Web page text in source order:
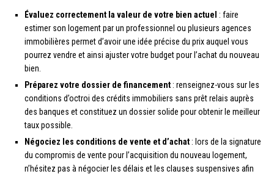
Évaluez correctement la valeur de votre bien actuel : faire
estimer son logement par un professionnel ou plusieurs agences
immobilières permet d’avoir une idée précise du prix auquel vous
pourrez vendre et ainsi ajuster votre budget pour l’achat du nouveau
bien.
Préparez votre dossier de financement : renseignez-vous sur les
conditions d’octroi des crédits immobiliers sans prêt relais auprès
des banques et constituez un dossier solide pour obtenir le meilleur
taux possible.
Négociez les conditions de vente et d’achat : lors de la signature
du compromis de vente pour l’acquisition du nouveau logement,
n’hésitez pas à négocier les délais et les clauses suspensives afin